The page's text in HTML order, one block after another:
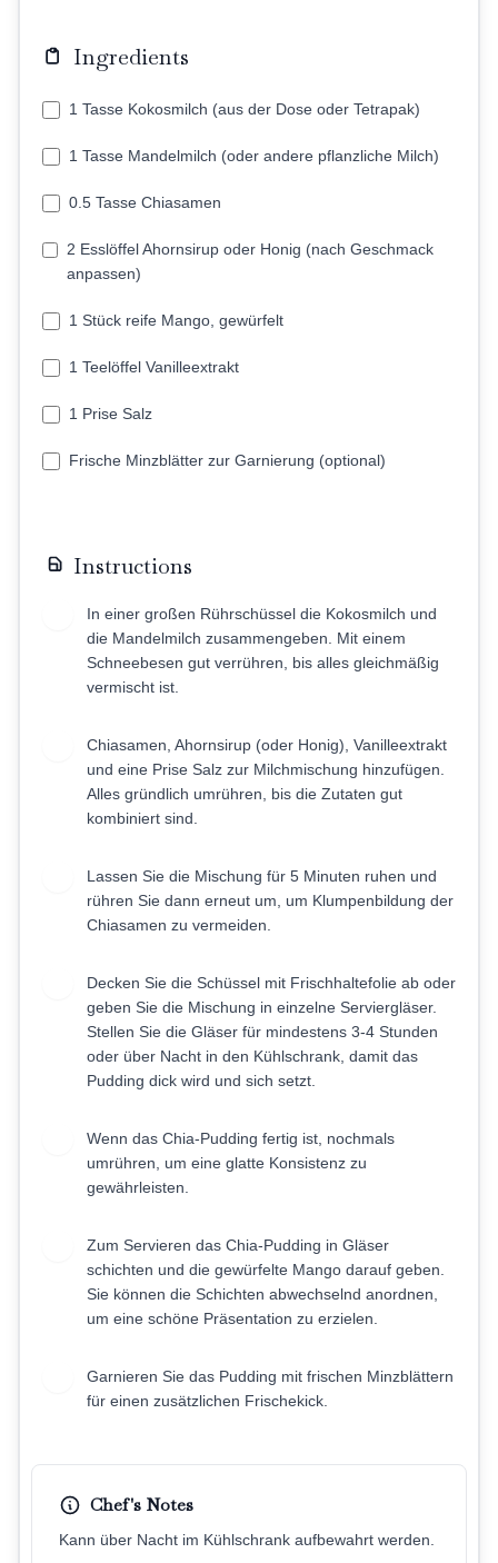
Ingredients
1 Tasse Kokosmilch (aus der Dose oder Tetrapak)
1 Tasse Mandelmilch (oder andere pflanzliche Milch)
0.5 Tasse Chiasamen
2 Esslöffel Ahornsirup oder Honig (nach Geschmack
anpassen)
1 Stück reife Mango, gewürfelt
1 Teelöffel Vanilleextrakt
1 Prise Salz
Frische Minzblätter zur Garnierung (optional)
Instructions
In einer großen Rührschüssel die Kokosmilch und
die Mandelmilch zusammengeben. Mit einem
Schneebesen gut verrühren, bis alles gleichmäßig
vermischt ist.
Chiasamen, Ahornsirup (oder Honig), Vanilleextrakt
und eine Prise Salz zur Milchmischung hinzufügen.
Alles gründlich umrühren, bis die Zutaten gut
kombiniert sind.
Lassen Sie die Mischung für 5 Minuten ruhen und
rühren Sie dann erneut um, um Klumpenbildung der
Chiasamen zu vermeiden.
Decken Sie die Schüssel mit Frischhaltefolie ab oder
geben Sie die Mischung in einzelne Serviergläser.
Stellen Sie die Gläser für mindestens 3-4 Stunden
oder über Nacht in den Kühlschrank, damit das
Pudding dick wird und sich setzt.
Wenn das Chia-Pudding fertig ist, nochmals
umrühren, um eine glatte Konsistenz zu
gewährleisten.
Zum Servieren das Chia-Pudding in Gläser
schichten und die gewürfelte Mango darauf geben.
Sie können die Schichten abwechselnd anordnen,
um eine schöne Präsentation zu erzielen.
Garnieren Sie das Pudding mit frischen Minzblättern
für einen zusätzlichen Frischekick.
Chef's Notes
Kann über Nacht im Kühlschrank aufbewahrt werden.